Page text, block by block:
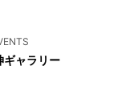
ャラリー